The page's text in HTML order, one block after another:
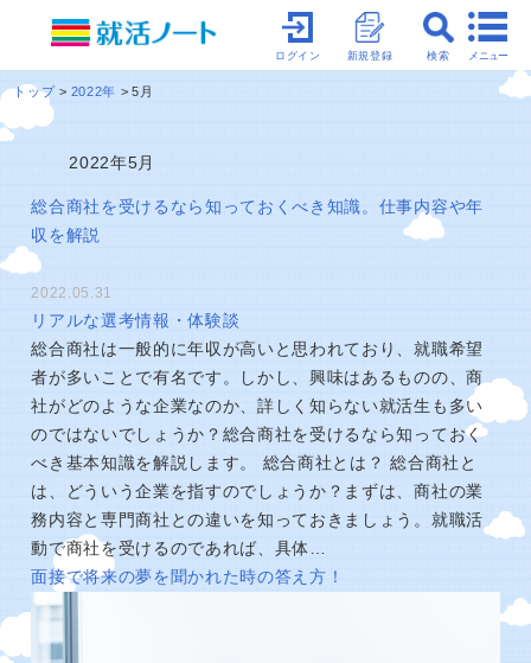
メニュー
検索
新規登録
ログイン
トップ 2022年 5月
2022年5月
総合商社を受けるなら知っておくべき知識。仕事内容や年
収を解説
2022.05.31
リアルな選考情報・体験談
総合商社は一般的に年収が高いと思われており、就職希望
者が多いことで有名です。しかし、興味はあるものの、商
社がどのような企業なのか、詳しく知らない就活生も多い
のではないでしょうか？総合商社を受けるなら知っておく
べき基本知識を解説します。 総合商社とは？ 総合商社と
は、どういう企業を指すのでしょうか？まずは、商社の業
務内容と専門商社との違いを知っておきましょう。就職活
動で商社を受けるのであれば、具体…
面接で将来の夢を聞かれた時の答え方！